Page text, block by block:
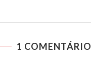
1 COMENTÁRIO